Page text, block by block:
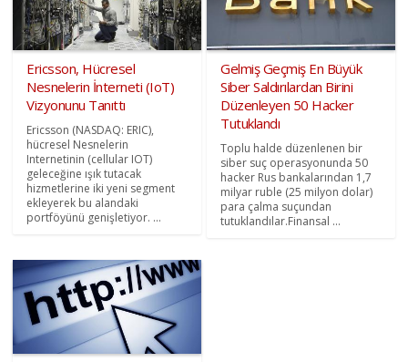
Ericsson, Hücresel
Nesnelerin İnterneti (IoT)
Vizyonunu Tanıttı
Ericsson (NASDAQ: ERIC),
hücresel Nesnelerin
Internetinin (cellular IOT)
geleceğine ışık tutacak
hizmetlerine iki yeni segment
ekleyerek bu alandaki
portföyünü genişletiyor. ...
Gelmiş Geçmiş En Büyük
Siber Saldırılardan Birini
Düzenleyen 50 Hacker
Tutuklandı
Toplu halde düzenlenen bir
siber suç operasyonunda 50
hacker Rus bankalarından 1,7
milyar ruble (25 milyon dolar)
para çalma suçundan
tutuklandılar.Finansal ...